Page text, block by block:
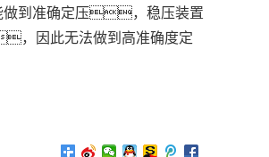
做到准确定压，稳压装置
因此无法做到高准确度定